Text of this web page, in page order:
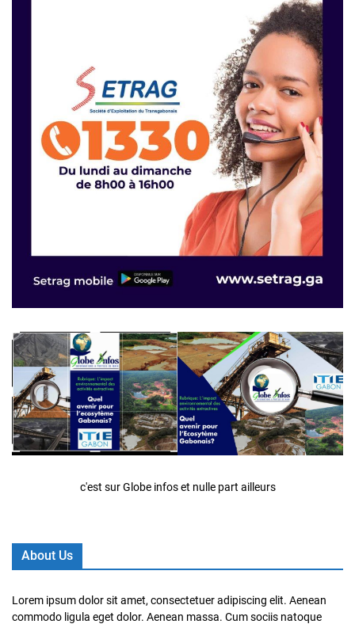
c'est sur Globe infos et nulle part ailleurs
About Us
Lorem ipsum dolor sit amet, consectetuer adipiscing elit. Aenean
commodo ligula eget dolor. Aenean massa. Cum sociis natoque